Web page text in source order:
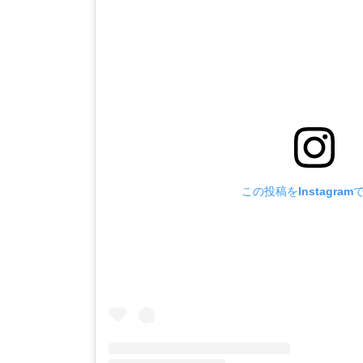
この投稿をInstagram